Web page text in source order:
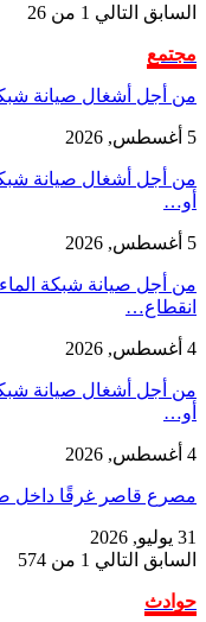
السابق التالي 1 من 26
مجتمع
من أجل أشغال صيانة
5 أغسطس, 2026
من أجل أشغال صيانة
أو…
5 أغسطس, 2026
من أجل صيانة شبكة
انقطاع…
4 أغسطس, 2026
من أجل أشغال صيانة
أو…
4 أغسطس, 2026
مصرع قاصر غرقًا داخل
31 يوليو, 2026
السابق التالي 1 من 574
حوادث